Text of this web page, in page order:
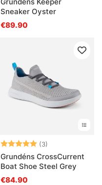
Sneaker Oyster
€89.90
Arvio: (3)
Grundéns CrossCurrent
Boat Shoe Steel Grey
€84.90